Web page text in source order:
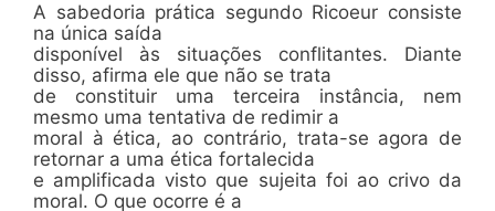
A sabedoria prática segundo Ricoeur consiste
na única saída
disponível às situações conflitantes. Diante
disso, afirma ele que não se trata
de constituir uma terceira instância, nem
mesmo uma tentativa de redimir a
moral à ética, ao contrário, trata-se agora de
retornar a uma ética fortalecida
e amplificada visto que sujeita foi ao crivo da
moral. O que ocorre é a